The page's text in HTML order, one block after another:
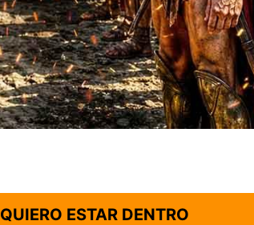
QUIERO ESTAR DENTRO